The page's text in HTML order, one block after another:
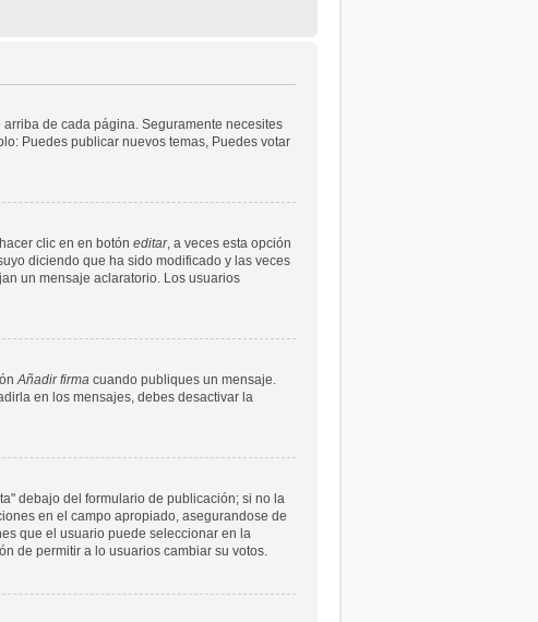
de cada página. Seguramente necesites
Puedes publicar nuevos temas, Puedes votar
clic en en botón editar, a veces esta opción
diciendo que ha sido modificado y las veces
un mensaje aclaratorio. Los usuarios
Añadir firma cuando publiques un mensaje.
en los mensajes, debes desactivar la
debajo del formulario de publicación; si no la
en el campo apropiado, asegurandose de
que el usuario puede seleccionar en la
de permitir a lo usuarios cambiar su votos.